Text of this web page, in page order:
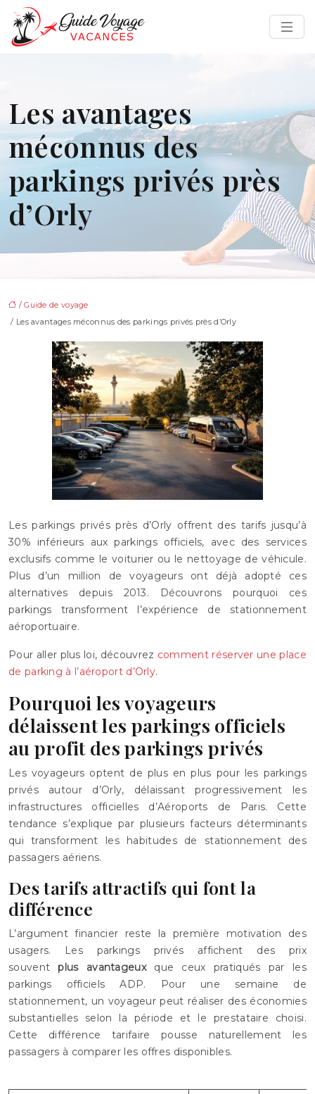
Les avantages
méconnus des
parkings privés près
d’Orly
/Guide de voyage
/ Les avantages méconnus des parkings privés près d’Orly
Les parkings privés près d’Orly offrent des tarifs jusqu’à
30% inférieurs aux parkings officiels, avec des services
exclusifs comme le voiturier ou le nettoyage de véhicule.
Plus d’un million de voyageurs ont déjà adopté ces
alternatives depuis 2013. Découvrons pourquoi ces
parkings transforment l’expérience de stationnement
aéroportuaire.
Pour aller plus loi, découvrez comment réserver une place
de parking à l’aéroport d’Orly.
Pourquoi les voyageurs
délaissent les parkings officiels
au profit des parkings privés
Les voyageurs optent de plus en plus pour les parkings
privés autour d’Orly, délaissant progressivement les
infrastructures officielles d’Aéroports de Paris. Cette
tendance s’explique par plusieurs facteurs déterminants
qui transforment les habitudes de stationnement des
passagers aériens.
Des tarifs attractifs qui font la
différence
L’argument financier reste la première motivation des
usagers. Les parkings privés affichent des prix
souventplus avantageuxque ceux pratiqués par les
parkings officiels ADP. Pour une semaine de
stationnement, un voyageur peut réaliser des économies
substantielles selon la période et le prestataire choisi.
Cette différence tarifaire pousse naturellement les
passagers à comparer les offres disponibles.